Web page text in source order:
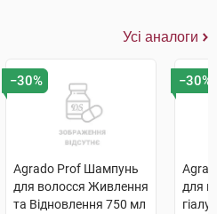
Усі аналоги
−30%
Agrado Prof Шампунь
для волосся Живлення
та Відновлення 750 мл
−30%
для